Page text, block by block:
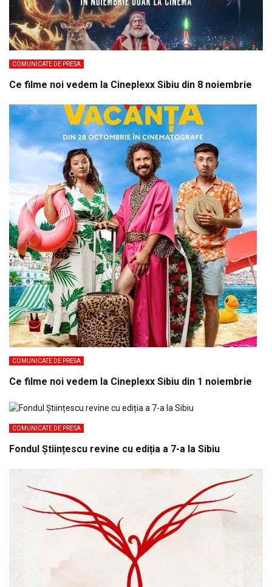
COMUNICATE DE PRESA
Ce filme noi vedem la Cineplexx Sibiu din 8 noiembrie
COMUNICATE DE PRESA
Ce filme noi vedem la Cineplexx Sibiu din 1 noiembrie
COMUNICATE DE PRESA
Fondul Științescu revine cu ediția a 7-a la Sibiu